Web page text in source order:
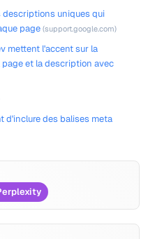
descriptions uniques qui
page (support.google.com)
mettent l'accent sur la
et la description avec
d'inclure des balises meta